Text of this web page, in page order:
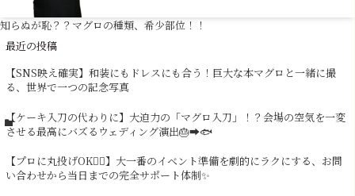
知らぬが恥？？マグロの種類、希少部位！！
最近の投稿
【SNS映え確実】和装にもドレスにも合う！巨大な本マグロと一緒に撮
る、世界で一つの記念写真
【ケーキ入刀の代わりに】大迫力の「マグロ入刀」！？会場の空気を一変
させる最高にバズるウェディング演出🎂➡️🐟
【プロに丸投げOK🙆‍♂️】大一番のイベント準備を劇的にラクにする、お問
い合わせから当日までの完全サポート体制✨